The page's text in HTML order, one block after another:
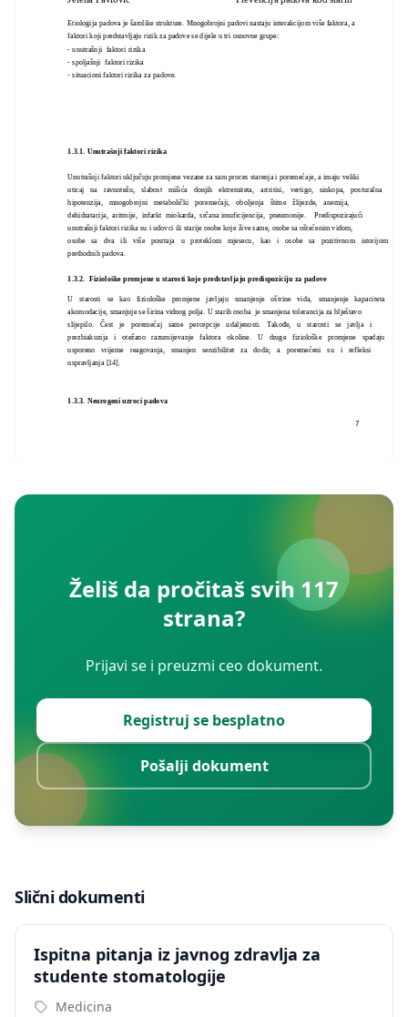
7
Etiologija padova je šarolike strukture. Mnogobrojni padovi nastaju interakcijom više faktora, a
faktori koji predstavljaju rizik za padove se dijele u tri osnovne grupe:
- unutrašnji faktori rizika
- spoljašnji faktori rizika
- situacioni faktori rizika za padove.
1.3.1. Unutrašnji faktori rizika
Unutrašnji faktori uključuju promjene vezane za sam proces starenja i poremećaje, a imaju veliki
uticaj na ravnotežu, slabost mišića donjih ektremiteta, artritisi, vertigo, sinkopa, posturalna
hipotenzija, mnogobrojni metabolički poremećaji, oboljenja štitne žlijezde, anemija,
dehidratacija, aritmije, infarkt miokarda, srčana insuficijencija, pneumonije. Predispozirajući
unutrašnji faktori rizika su i udovci ili starije osobe koje žive same, osobe sa oštećenim vidom,
osobe sa dva ili više posrtaja u proteklom mjesecu, kao i osobe sa pozitivnom istorijom
prethodnih padova.
1.3.2. Fiziološke promjene u starosti koje predstavljaju predispoziciju za padove
U starosti se kao fiziološke promjene javljaju smanjenje oštrine vida, smanjenje kapaciteta
akomodacije, smanjuje se širina vidnog polja. U starih osoba je smanjena tolerancija za blještavo
slijepilo. Čest je poremećaj same percepcije udaljenosti. Takođe, u starosti se javlja i
prezbiakuzija i otežano razumijevanje faktora okoline. U druge fiziološke promjene spadaju
usporeno vrijeme reagovanja, smanjen senzibilitet za dodir, a poremećeni su i refleksi
uspravljanja [14].
1.3.3. Neurogeni uzroci padova
Želiš da pročitaš svih 117
strana?
Prijavi se i preuzmi ceo dokument.
Registruj se besplatno
Pošalji dokument
Slični dokumenti
Ispitna pitanja iz javnog zdravlja za
studente stomatologije
Medicina